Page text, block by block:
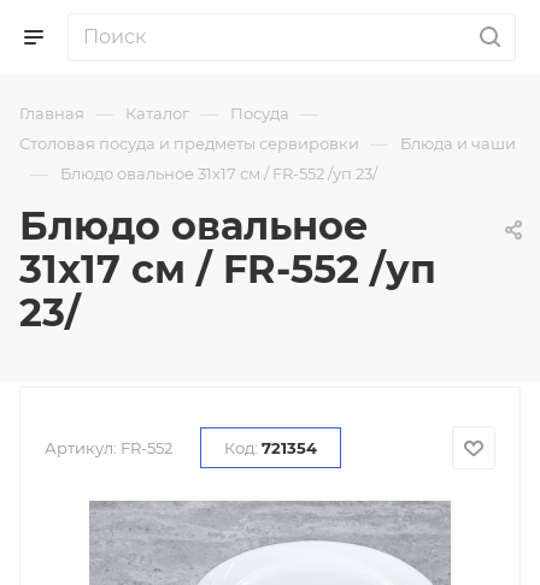
Главная — Каталог — Посуда —
Столовая посуда и предметы сервировки — Блюда и чаши
— Блюдо овальное 31х17 см / FR-552 /уп 23/
Блюдо овальное
31х17 см / FR-552 /уп
23/
Артикул: FR-552 Код: 721354